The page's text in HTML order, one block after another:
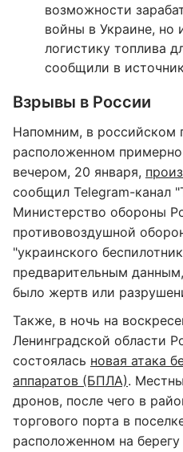
возможности
войны в Украине, но
логистику топлива
сообщили в
Взрывы в России
Напомним, в российском
расположенном
вечером, 20 января,
сообщил Telegram-канал
Министерство обороны
противовоздушной
"украинского
предварительным
было жертв или
Также, в ночь на
Ленинградской области
состоялась новая атака
аппаратов (БПЛА).
дронов, после чего в
торгового порта в
расположенном на